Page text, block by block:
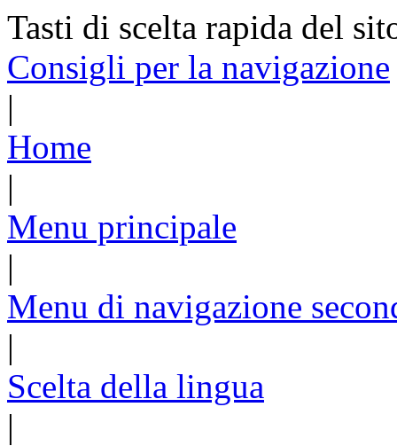
Tasti di scelta rapida del
Consigli per la navigazione
|
Home
|
Menu principale
|
Menu di navigazione
|
Scelta della lingua
|